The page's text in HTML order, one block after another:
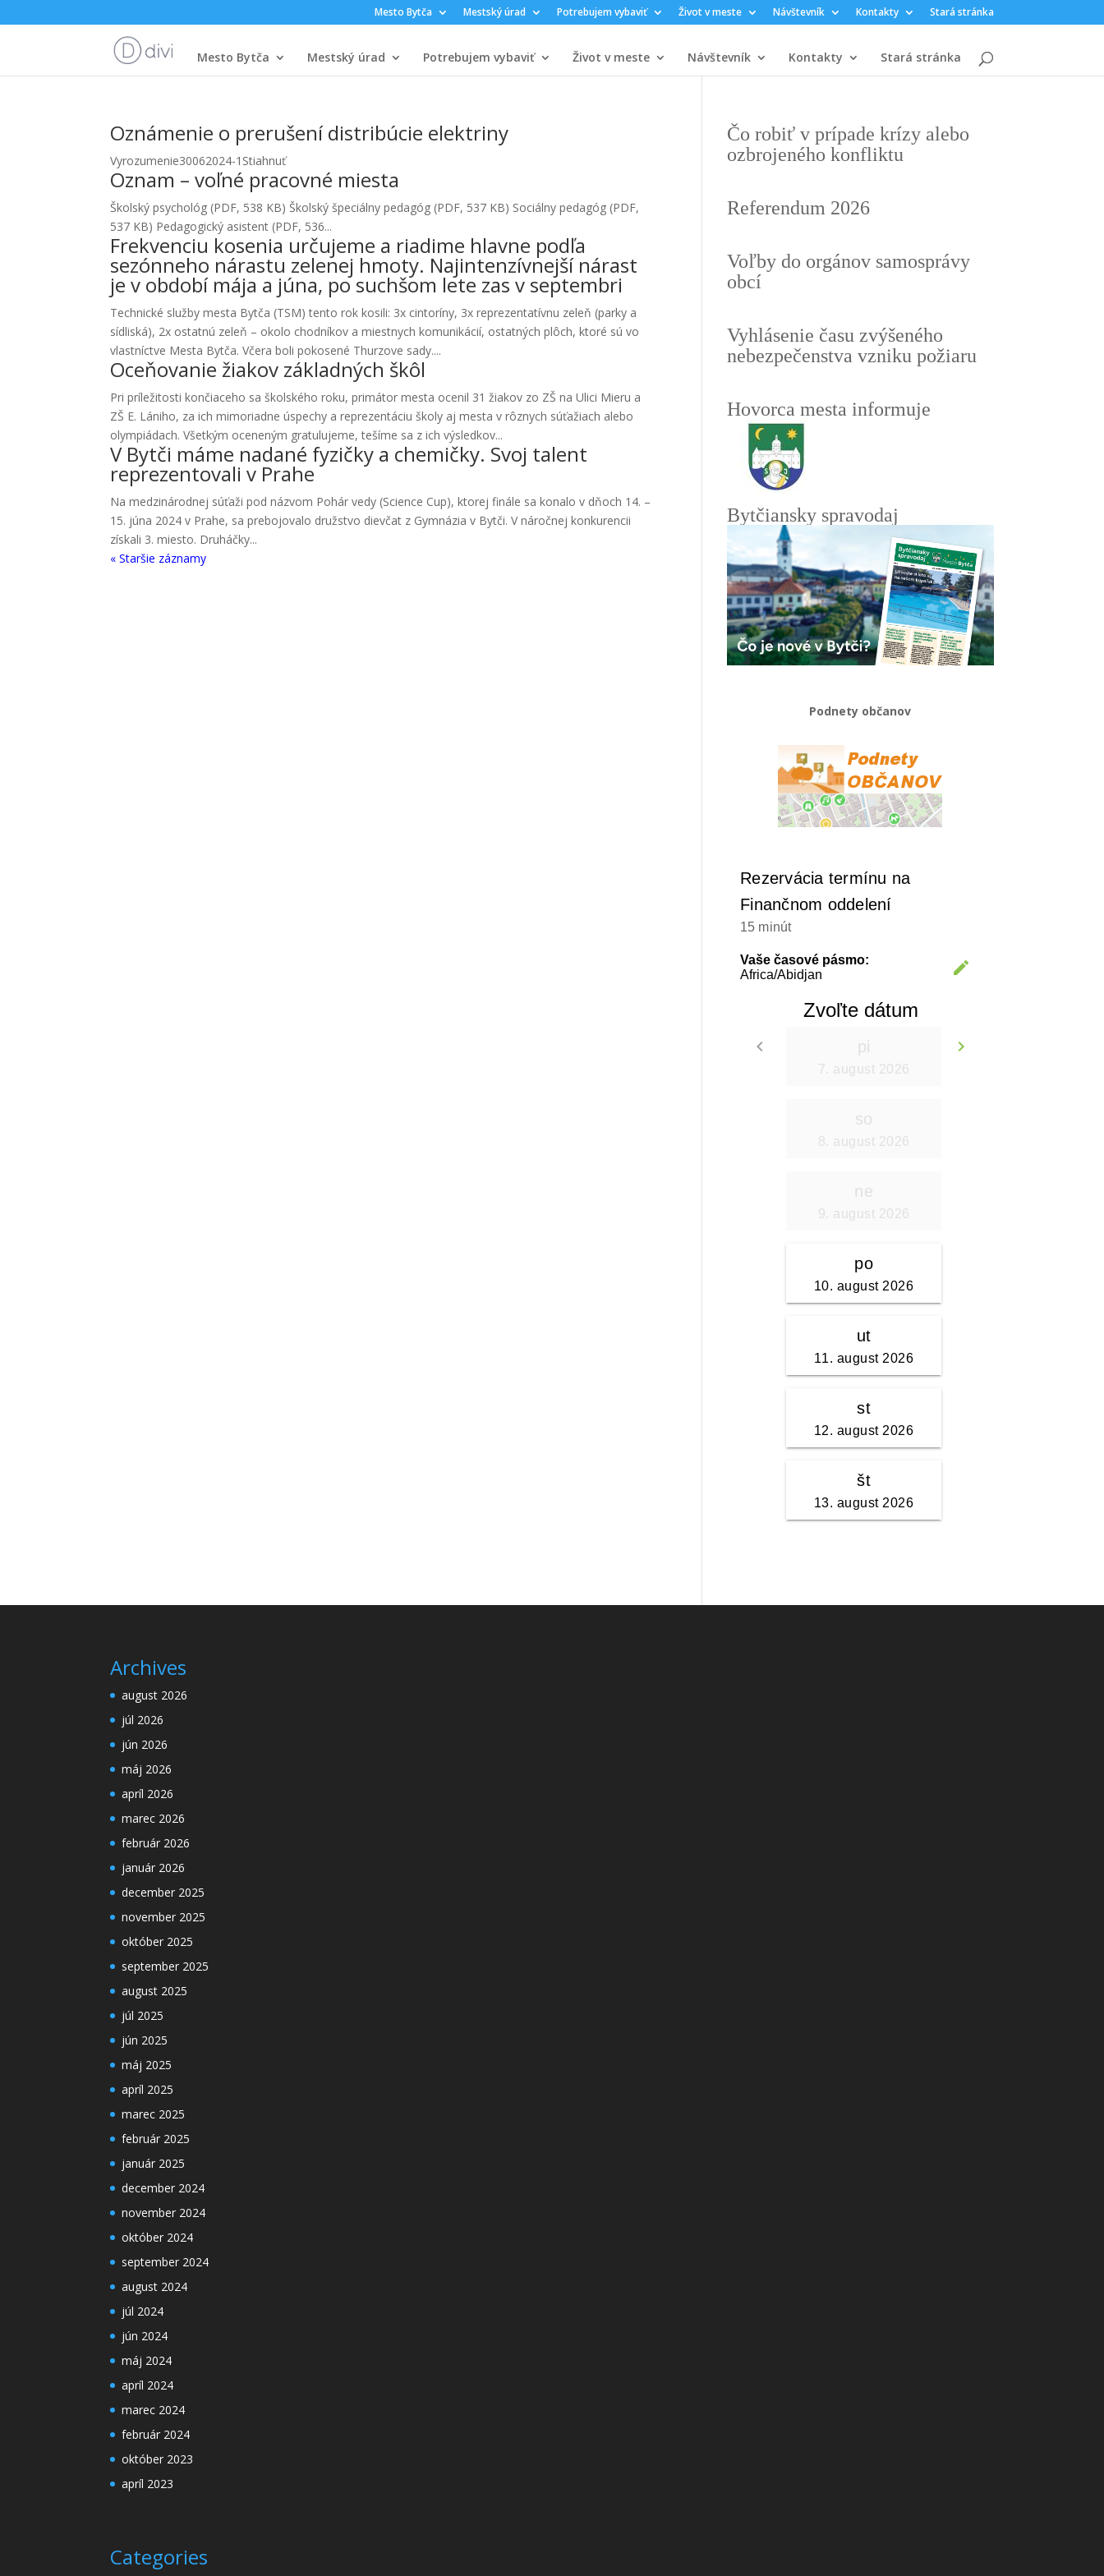
Mesto Bytča Mestský úrad Potrebujem vybaviť Život v meste Návštevník Kontakty Stará stránka
Mesto Bytča Mestský úrad Potrebujem vybaviť Život v meste Návštevník Kontakty Stará stránka
Oznámenie o prerušení distribúcie elektriny
Vyrozumenie30062024-1Stiahnuť
Oznam – voľné pracovné miesta
Školský psychológ (PDF, 538 KB) Školský špeciálny pedagóg (PDF, 537 KB) Sociálny pedagóg (PDF,
537 KB) Pedagogický asistent (PDF, 536...
Frekvenciu kosenia určujeme a riadime hlavne podľa
sezónneho nárastu zelenej hmoty. Najintenzívnejší nárast
je v období mája a júna, po suchšom lete zas v septembri
Technické služby mesta Bytča (TSM) tento rok kosili: 3x cintoríny, 3x reprezentatívnu zeleň (parky a
sídliská), 2x ostatnú zeleň – okolo chodníkov a miestnych komunikácií, ostatných plôch, ktoré sú vo
vlastníctve Mesta Bytča. Včera boli pokosené Thurzove sady....
Oceňovanie žiakov základných škôl
Pri príležitosti končiaceho sa školského roku, primátor mesta ocenil 31 žiakov zo ZŠ na Ulici Mieru a
ZŠ E. Lániho, za ich mimoriadne úspechy a reprezentáciu školy aj mesta v rôznych súťažiach alebo
olympiádach. Všetkým oceneným gratulujeme, tešíme sa z ich výsledkov...
V Bytči máme nadané fyzičky a chemičky. Svoj talent
reprezentovali v Prahe
Na medzinárodnej súťaži pod názvom Pohár vedy (Science Cup), ktorej finále sa konalo v dňoch 14. –
15. júna 2024 v Prahe, sa prebojovalo družstvo dievčat z Gymnázia v Bytči. V náročnej konkurencii
získali 3. miesto. Druháčky...
« Staršie záznamy
Čo robiť v prípade krízy alebo
ozbrojeného konfliktu
Referendum 2026
Voľby do orgánov samosprávy
obcí
Vyhlásenie času zvýšeného
nebezpečenstva vzniku požiaru
Hovorca mesta informuje
Bytčiansky spravodaj
Podnety občanov
Archives
august 2026
júl 2026
jún 2026
máj 2026
apríl 2026
marec 2026
február 2026
január 2026
december 2025
november 2025
október 2025
september 2025
august 2025
júl 2025
jún 2025
máj 2025
apríl 2025
marec 2025
február 2025
január 2025
december 2024
november 2024
október 2024
september 2024
august 2024
júl 2024
jún 2024
máj 2024
apríl 2024
marec 2024
február 2024
október 2023
apríl 2023
Categories